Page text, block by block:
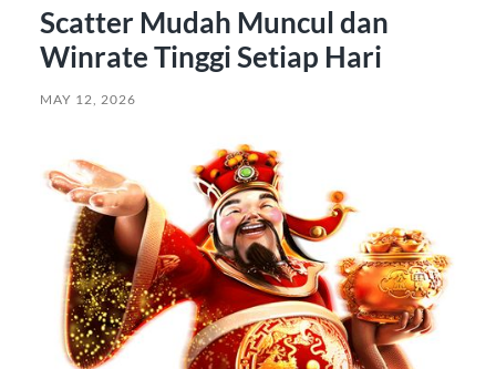
Scatter Mudah Muncul dan
Winrate Tinggi Setiap Hari
MAY 12, 2026